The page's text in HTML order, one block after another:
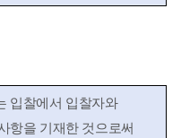
입찰에서 입찰자와
항을 기재한 것으로써